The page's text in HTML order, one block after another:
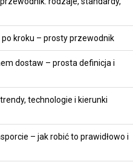
po kroku – prosty przewodnik
dostaw – prosta definicja i
technologie i kierunki
– jak robić to prawidłowo i